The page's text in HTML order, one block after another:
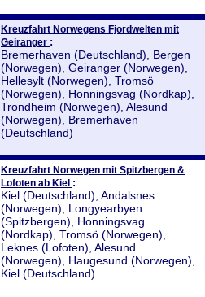
Kreuzfahrt Norwegens Fjordwelten mit
Geiranger :
Bremerhaven (Deutschland), Bergen
(Norwegen), Geiranger (Norwegen),
Hellesylt (Norwegen), Tromsö
(Norwegen), Honningsvag (Nordkap),
Trondheim (Norwegen), Alesund
(Norwegen), Bremerhaven
(Deutschland)
Kreuzfahrt Norwegen mit Spitzbergen &
Lofoten ab Kiel :
Kiel (Deutschland), Andalsnes
(Norwegen), Longyearbyen
(Spitzbergen), Honningsvag
(Nordkap), Tromsö (Norwegen),
Leknes (Lofoten), Alesund
(Norwegen), Haugesund (Norwegen),
Kiel (Deutschland)